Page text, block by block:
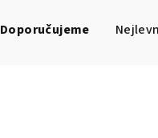
aDoporučujeme